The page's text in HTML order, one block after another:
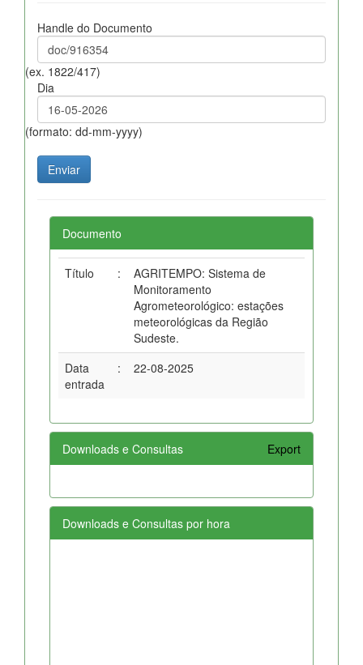
Handle do Documento
(ex. 1822/417)
Dia
(formato: dd-mm-yyyy)
Documento
Título :
AGRITEMPO: Sistema de
Monitoramento
Agrometeorológico: estações
meteorológicas da Região
Sudeste.
Data
entrada
: 22-08-2025
Downloads e Consultas Export
Downloads e Consultas por hora